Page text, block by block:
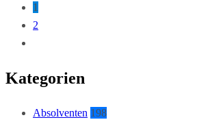
1
2
Kategorien
Absolventen 198